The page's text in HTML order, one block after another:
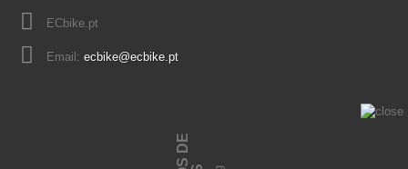
ECbike.pt
Email: ecbike@ecbike.pt